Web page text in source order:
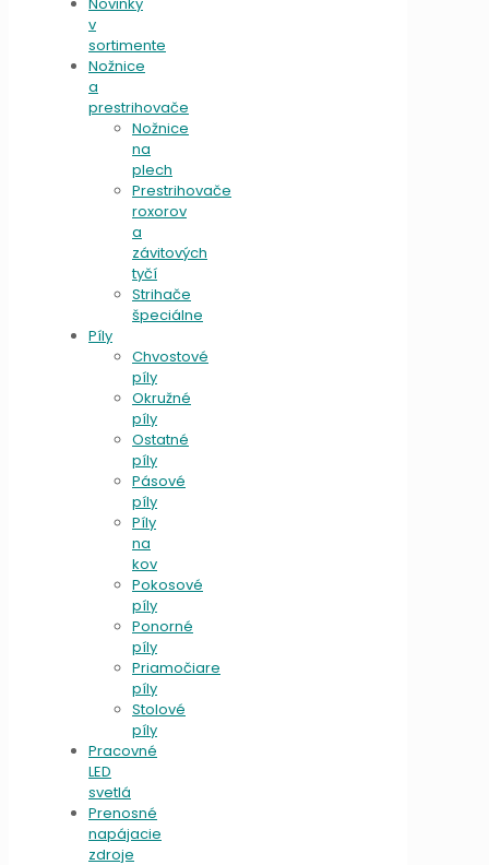
v
sortimente
Nožnice
a
prestrihovače
Nožnice
na
plech
Prestrihovače
roxorov
a
závitových
tyčí
Strihače
špeciálne
Píly
Chvostové
píly
Okružné
píly
Ostatné
píly
Pásové
píly
Píly
na
kov
Pokosové
píly
Ponorné
píly
Priamočiare
píly
Stolové
píly
Pracovné
LED
svetlá
Prenosné
napájacie
zdroje